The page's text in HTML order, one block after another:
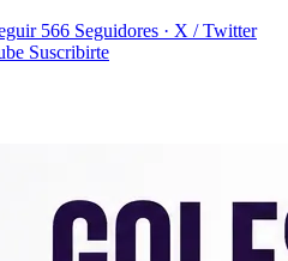
566 Seguidores · X / Twitter
Suscribirte